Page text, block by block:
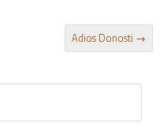
Adios Donosti →